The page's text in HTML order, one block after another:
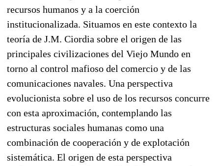
recursos humanos y a la coerción
institucionalizada. Situamos en este contexto la
teoría de J.M. Ciordia sobre el origen de las
principales civilizaciones del Viejo Mundo en
torno al control mafioso del comercio y de las
comunicaciones navales. Una perspectiva
evolucionista sobre el uso de los recursos concurre
con esta aproximación, contemplando las
estructuras sociales humanas como una
combinación de cooperación y de explotación
sistemática. El origen de esta perspectiva